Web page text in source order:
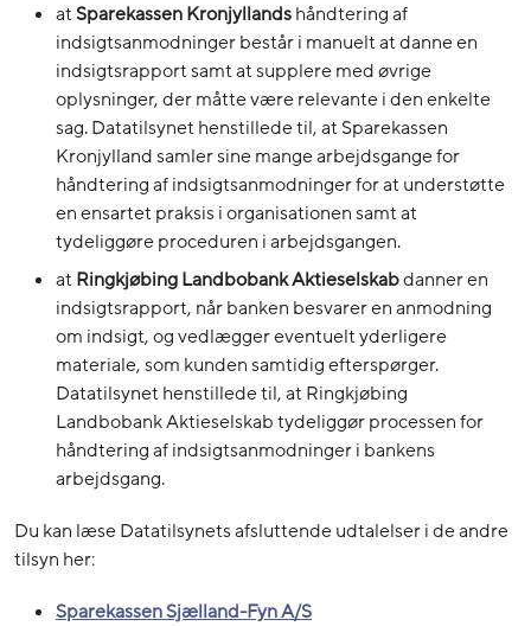
atSparekassen Kronjyllandshåndtering af
indsigtsanmodninger består i manuelt at danne en
indsigtsrapport samt at supplere med øvrige
oplysninger, der måtte være relevante i den enkelte
sag. Datatilsynet henstillede til, at Sparekassen
Kronjylland samler sine mange arbejdsgange for
håndtering af indsigtsanmodninger for at understøtte
en ensartet praksis i organisationen samt at
tydeliggøre proceduren i arbejdsgangen.
at Ringkjøbing Landbobank Aktieselskabdanner en
indsigtsrapport, når banken besvarer en anmodning
om indsigt, og vedlægger eventuelt yderligere
materiale, som kunden samtidig efterspørger.
Datatilsynet henstillede til, at Ringkjøbing
Landbobank Aktieselskab tydeliggør processen for
håndtering af indsigtsanmodninger i bankens
arbejdsgang.
Du kan læse Datatilsynets afsluttende udtalelser i de andre
tilsyn her:
Sparekassen Sjælland-Fyn A/S